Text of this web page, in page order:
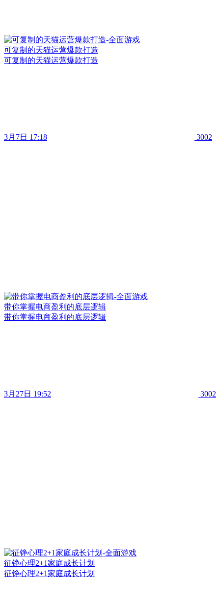
可复制的天猫运营爆款打造
可复制的天猫运营爆款打造
3月7日 17:18 3002
带你掌握电商盈利的底层逻辑
带你掌握电商盈利的底层逻辑
3月27日 19:52 3002
征铮心理2+1家庭成长计划
征铮心理2+1家庭成长计划